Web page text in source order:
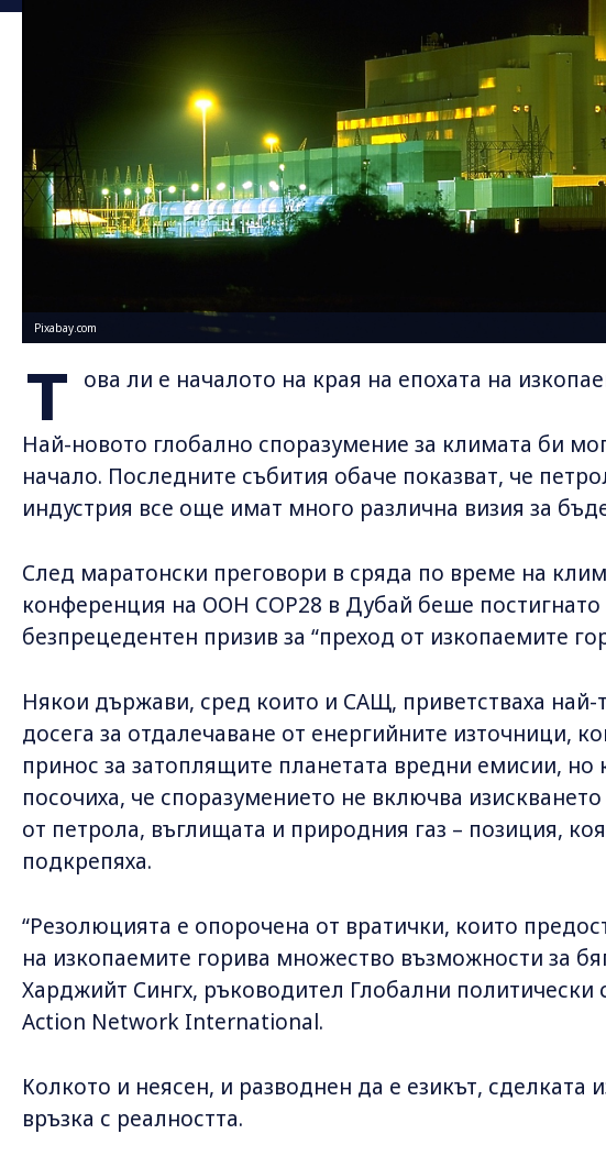
Pixabay.com
Т ова ли е началото на края на епохата на
Най-новото глобално споразумение за климата би
начало. Последните събития обаче показват, че
индустрия все още имат много различна визия за
След маратонски преговори в сряда по време на
конференция на ООН COP28 в Дубай беше постигнато
безпрецедентен призив за “преход от изкопаемите
Някои държави, сред които и САЩ, приветстваха
досега за отдалечаване от енергийните източници,
принос за затоплящите планетата вредни емисии, но
посочиха, че споразумението не включва изискването
от петрола, въглищата и природния газ – позиция,
подкрепяха.
“Резолюцията е опорочена от вратички, които
на изкопаемите горива множество възможности за
Харджийт Сингх, ръководител Глобални политически
Action Network International.
Колкото и неясен, и разводнен да е езикът, сделката
връзка с реалността.